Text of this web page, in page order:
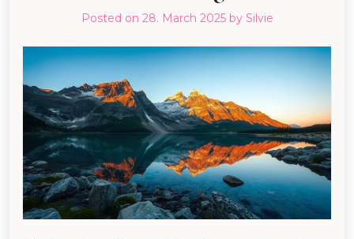
Posted on 28. March 2025by Silvie